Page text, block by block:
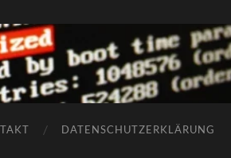
DATENSCHUTZERKLÄRUNG